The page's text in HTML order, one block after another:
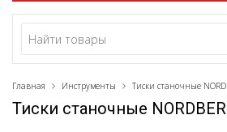
Главная Инструменты Тиски станочные
Тиски станочные